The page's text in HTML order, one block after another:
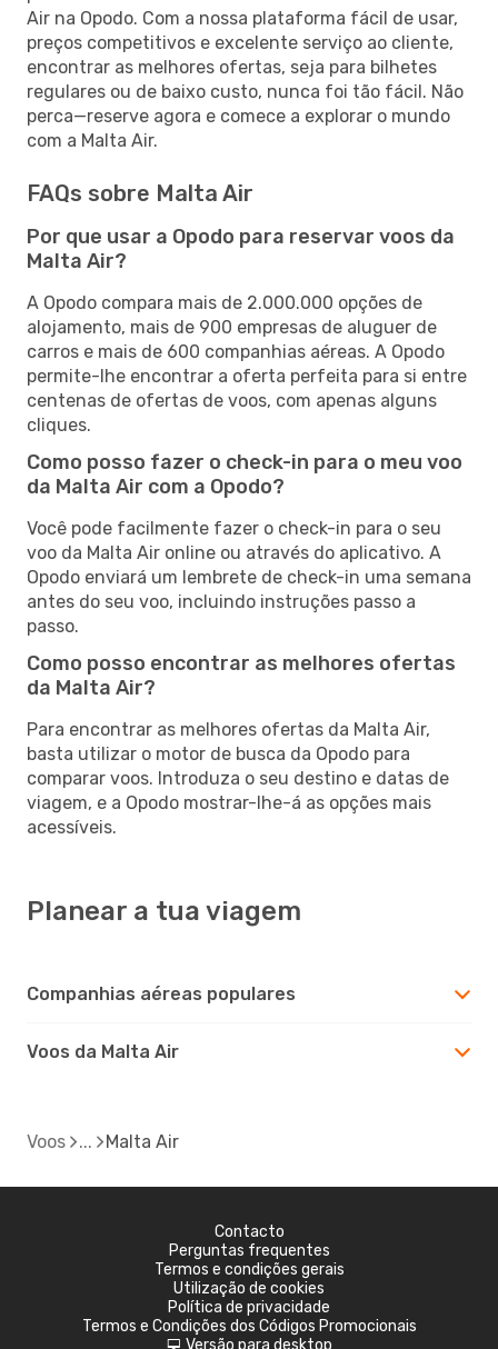
Air na Opodo. Com a nossa plataforma fácil de usar,
preços competitivos e excelente serviço ao cliente,
encontrar as melhores ofertas, seja para bilhetes
regulares ou de baixo custo, nunca foi tão fácil. Não
perca—reserve agora e comece a explorar o mundo
com a Malta Air.
FAQs sobre Malta Air
Por que usar a Opodo para reservar voos da
Malta Air?
A Opodo compara mais de 2.000.000 opções de
alojamento, mais de 900 empresas de aluguer de
carros e mais de 600 companhias aéreas. A Opodo
permite-lhe encontrar a oferta perfeita para si entre
centenas de ofertas de voos, com apenas alguns
cliques.
Como posso fazer o check-in para o meu voo
da Malta Air com a Opodo?
Você pode facilmente fazer o check-in para o seu
voo da Malta Air online ou através do aplicativo. A
Opodo enviará um lembrete de check-in uma semana
antes do seu voo, incluindo instruções passo a
passo.
Como posso encontrar as melhores ofertas
da Malta Air?
Para encontrar as melhores ofertas da Malta Air,
basta utilizar o motor de busca da Opodo para
comparar voos. Introduza o seu destino e datas de
viagem, e a Opodo mostrar-lhe-á as opções mais
acessíveis.
Planear a tua viagem
Companhias aéreas populares
Voos da Malta Air
Voos Malta Air
Contacto
Perguntas frequentes
Termos e condições gerais
Utilização de cookies
Política de privacidade
Termos e Condições dos Códigos Promocionais
Versão para desktop